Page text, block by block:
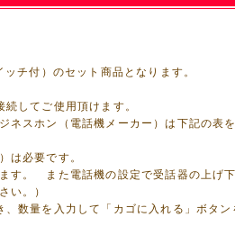
チ付）のセット商品となります。
してご使用頂けます。
スホン（電話機メーカー）は下記の表を
は必要です。
す。 また電話機の設定で受話器の上げ
い。）
数量を入力して「カゴに入れる」ボタ